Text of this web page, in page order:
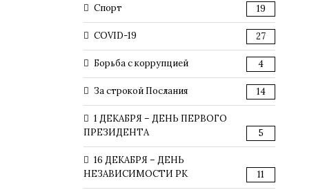
Спорт 19
COVID-19 27
Борьба с коррупцией 4
За строкой Послания 14
1 ДЕКАБРЯ – ДЕНЬ ПЕРВОГО
ПРЕЗИДЕНТА
5
16 ДЕКАБРЯ – ДЕНЬ
НЕЗАВИСИМОСТИ РК
11